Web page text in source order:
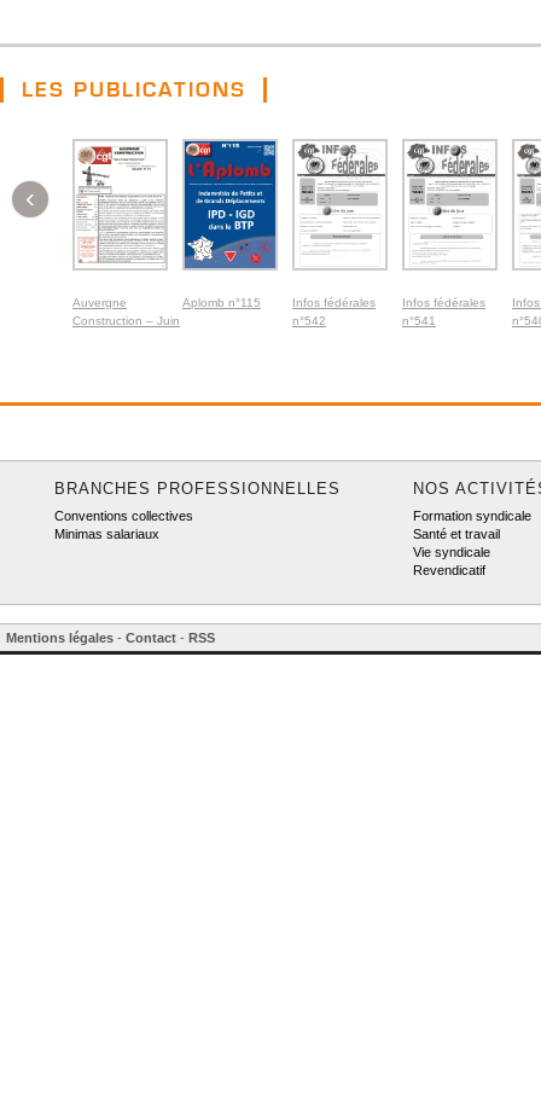
LES PUBLICATIONS
Auvergne
Construction – Juin
Aplomb n°115
Infos fédérales
n°542
Infos fédérales
n°541
‹
BRANCHES PROFESSIONNELLES
Conventions collectives
Minimas salariaux
NOS
Formation syndicale
Santé et travail
Vie syndicale
Revendicatif
Mentions légales - Contact - RSS